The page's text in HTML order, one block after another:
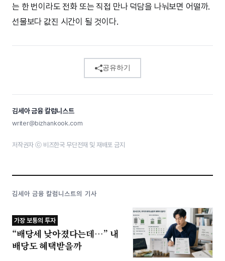
는 한 번이라도 전화 또는 직접 만나 덕담을 나눠보면 어떨까.
선물보다 값진 시간이 될 것이다.
공유하기
김세아 금융 칼럼니스트
writer@bizhankook.com
저작권자 ⓒ 비즈한국 무단전재 및 재배포 금지
김세아 금융 칼럼니스트의 기사
가장 보통의 투자
“배당세 낮아졌다는데…” 내
배당도 혜택받을까